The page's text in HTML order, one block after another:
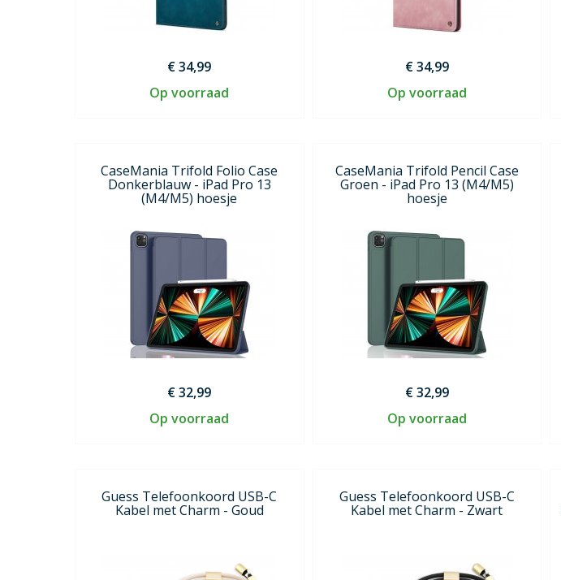
€ 34,99
Op voorraad
€ 34,99
Op voorraad
CaseMania Trifold Folio Case
Donkerblauw - iPad Pro 13
(M4/M5) hoesje
€ 32,99
Op voorraad
CaseMania Trifold Pencil Case
Groen - iPad Pro 13 (M4/M5)
hoesje
€ 32,99
Op voorraad
Guess Telefoonkoord USB-C
Kabel met Charm - Goud
Guess Telefoonkoord USB-C
Kabel met Charm - Zwart